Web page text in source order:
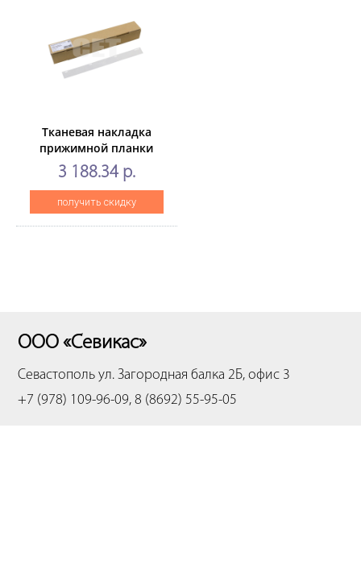
Тканевая накладка
прижимной планки
фьюзера для
XEROXVersaLink
B405/400, WorkCentre
3655X (CET), CET311018
3 188.34 р.
получить скидку
ООО «Севикас»
Севастополь ул. Загородная балка 2Б, офис 3
+7 (978) 109-96-09, 8 (8692) 55-95-05